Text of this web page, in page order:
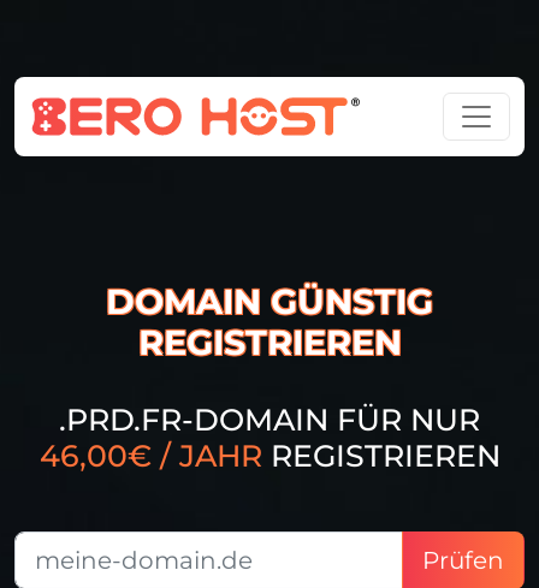
DOMAIN GÜNSTIG
REGISTRIEREN
.PRD.FR-DOMAIN FÜR NUR
46,00€ / JAHR REGISTRIEREN
Prüfen